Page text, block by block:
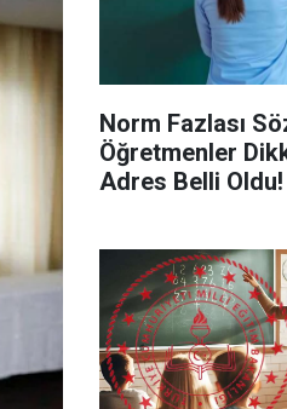
Norm Fazlası
Öğretmenler
Adres Belli Oldu!